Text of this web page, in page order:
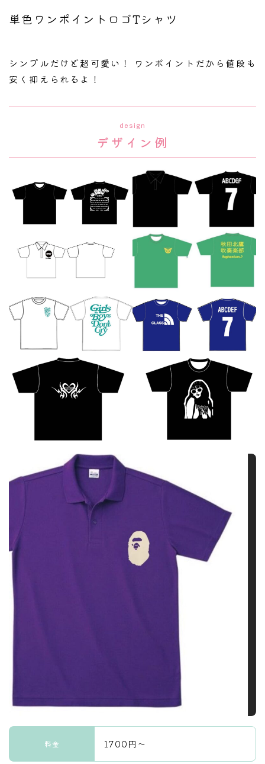
単色ワンポイントロゴTシャツ
シンプルだけど超可愛い！ ワンポイントだから値段も
安く抑えられるよ！
design
デザイン例
料金 1700円〜